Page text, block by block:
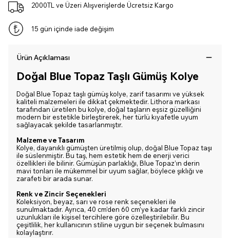
2000TL ve Üzeri Alışverişlerde Ücretsiz Kargo
15 gün içinde iade değişim
Ürün Açıklaması
Doğal Blue Topaz Taşlı Gümüş Kolye
Doğal Blue Topaz taşlı gümüş kolye, zarif tasarımı ve yüksek
kaliteli malzemeleri ile dikkat çekmektedir. Lithora markası
tarafından üretilen bu kolye, doğal taşların eşsiz güzelliğini
modern bir estetikle birleştirerek, her türlü kıyafetle uyum
sağlayacak şekilde tasarlanmıştır.
Malzeme ve Tasarım
Kolye, dayanıklı gümüşten üretilmiş olup, doğal Blue Topaz taşı
ile süslenmiştir. Bu taş, hem estetik hem de enerji verici
özellikleri ile bilinir. Gümüşün parlaklığı, Blue Topaz’ın derin
mavi tonları ile mükemmel bir uyum sağlar, böylece şıklığı ve
zarafeti bir arada sunar.
Renk ve Zincir Seçenekleri
Koleksiyon, beyaz, sarı ve rose renk seçenekleri ile
sunulmaktadır. Ayrıca, 40 cm’den 60 cm’ye kadar farklı zincir
uzunlukları ile kişisel tercihlere göre özelleştirilebilir. Bu
çeşitlilik, her kullanıcının stiline uygun bir seçenek bulmasını
kolaylaştırır.